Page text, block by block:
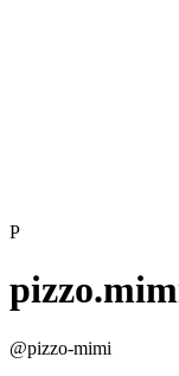
P
@pizzo-mimi